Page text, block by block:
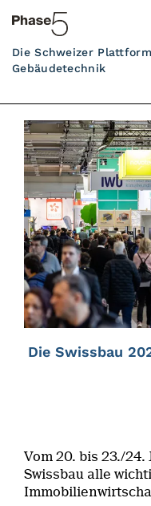
Die Schweizer
Gebäudetechnik
Die Swissbau
Vom 20. bis 23./
Swissbau alle